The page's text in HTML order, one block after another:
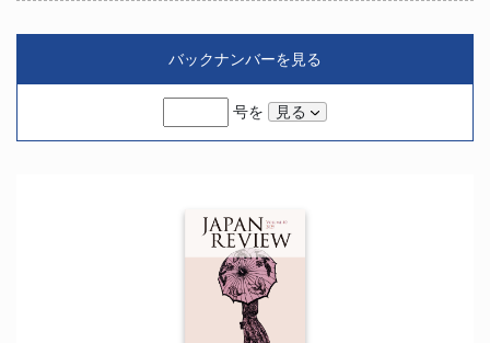
バックナンバーを見る
号を 見る